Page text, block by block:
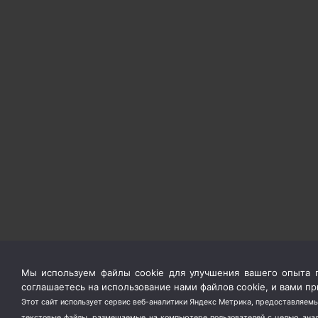
Мы используем файлы cookie для улучшения вашего опыта
соглашаетесь на использование нами файлов cookie, и вами
Этот сайт использует сервис веб-аналитики Яндекс Метрика,